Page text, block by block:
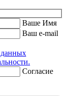
Ваше Имя
Ваш e-mail
данных
Согласие